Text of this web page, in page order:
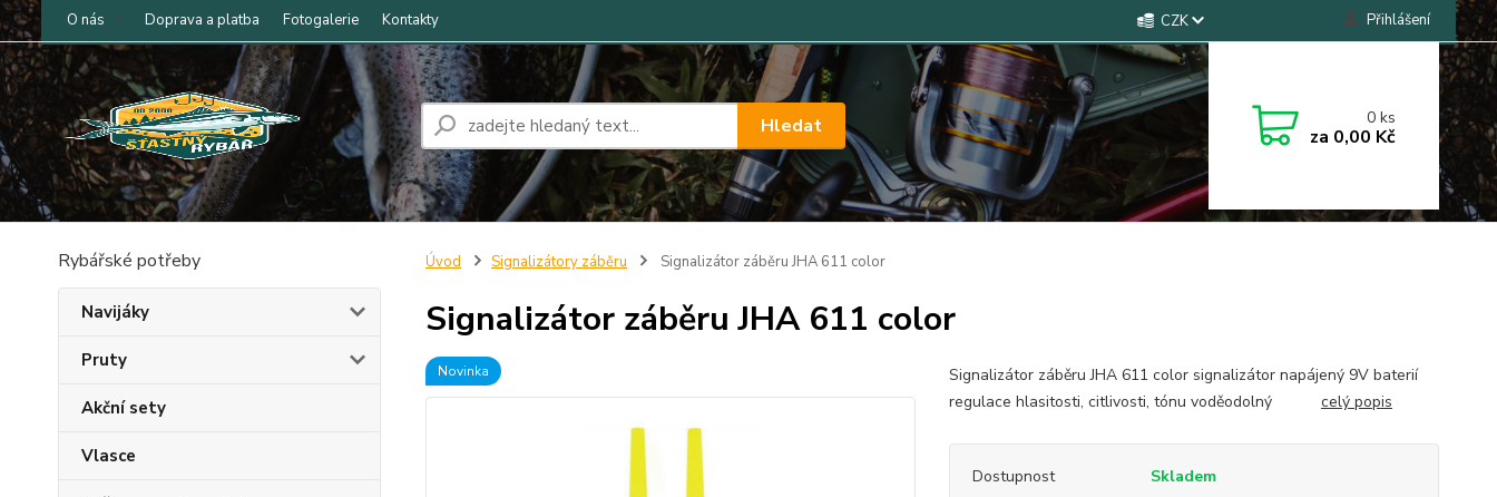
O nás Doprava a platba Fotogalerie Kontakty CZK Přihlášení
Hledat 0ks
za 0,00 Kč
Rybářské potřeby
Navijáky
Pruty
Akční sety
Vlasce
Úvod Signalizátory záběru Signalizátor záběru JHA 611 color
Signalizátor záběru JHA 611 color
Novinka
Signalizátor záběru JHA 611 color signalizátor napájený 9V baterií
regulace hlasitosti, citlivosti, tónu voděodolný celý popis
Dostupnost Skladem